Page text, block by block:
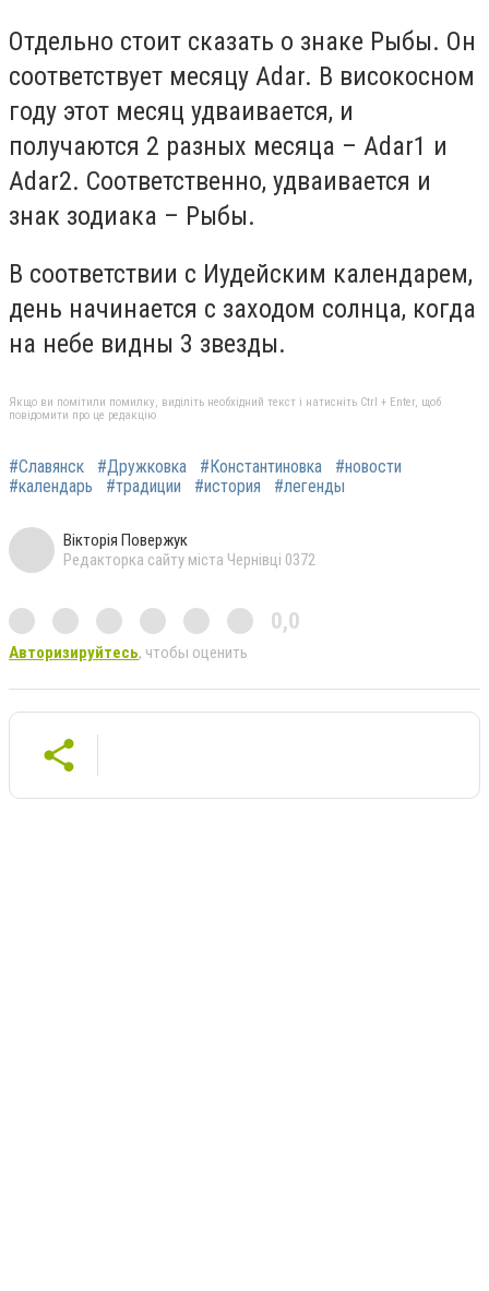
Отдельно стоит сказать о знаке Рыбы. Он
соответствует месяцу Adar. В високосном
году этот месяц удваивается, и
получаются 2 разных месяца – Adar1 и
Adar2. Соответственно, удваивается и
знак зодиака – Рыбы.
В соответствии с Иудейским календарем,
день начинается с заходом солнца, когда
на небе видны 3 звезды.
Якщо ви помітили помилку, виділіть необхідний текст і натисніть Ctrl + Enter, щоб
повідомити про це редакцію
#Славянск #Дружковка #Константиновка
#новости
#календарь
#традиции #история #легенды
Вікторія Повержук
Редакторка сайту міста Чернівці 0372
0,0
Авторизируйтесь, чтобы оценить